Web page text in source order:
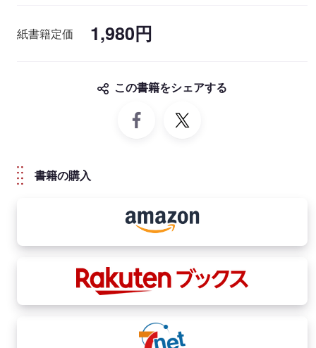
に、ガンディー、キング牧師、ダライ・ラマ14世、ゴルバチョ
フ、リンカーンなど、名だたる男たちのスピーチを日英対訳で展
現」の意味を徹底的に解説！ワードリスト付きだからストレスフ
リーで読み通せます。
＊付属のCD音声は生のスピーチ録音ではなく、ナレーションのエ
キスパートによるものです。
紙書籍定価 1,980円
この書籍をシェアする
書籍の購入